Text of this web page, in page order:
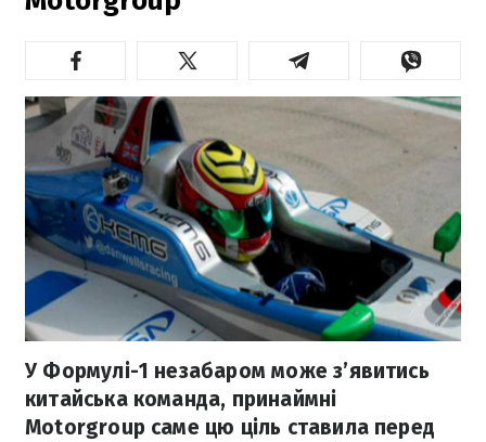
У Формулі-1 незабаром може з’явитись
китайська команда, принаймні
Motorgroup саме цю ціль ставила перед